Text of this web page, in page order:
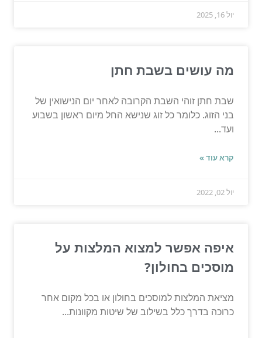
יול 16, 2025
מה עושים בשבת חתן
שבת חתן זוהי השבת הקרובה לאחר יום הנישואין של
בני הזוג. כלומר כל זוג שנישא החל מיום ראשון בשבוע
ועד...
קרא עוד »
יול 02, 2022
איפה אפשר למצוא המלצות על
מוסכים בחולון?
מציאת המלצות למוסכים בחולון או בכל מקום אחר
כרוכה בדרך כלל בשילוב של שיטות מקוונות...